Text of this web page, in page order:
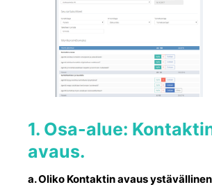
1. Osa-alue:
avaus.
a. Oliko Kontaktin avaus